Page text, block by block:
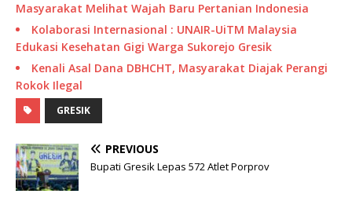
Masyarakat Melihat Wajah Baru Pertanian Indonesia
Kolaborasi Internasional : UNAIR-UiTM Malaysia
Edukasi Kesehatan Gigi Warga Sukorejo Gresik
Kenali Asal Dana DBHCHT, Masyarakat Diajak Perangi
Rokok Ilegal
GRESIK
PREVIOUS
Bupati Gresik Lepas 572 Atlet Porprov